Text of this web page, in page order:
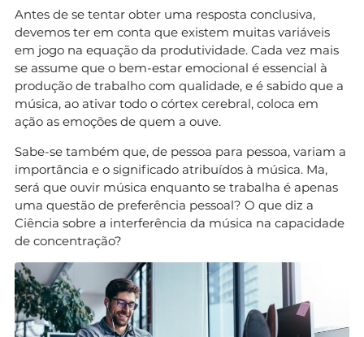
Antes de se tentar obter uma resposta conclusiva,
devemos ter em conta que existem muitas variáveis
em jogo na equação da produtividade. Cada vez mais
se assume que o bem-estar emocional é essencial à
produção de trabalho com qualidade, e é sabido que a
música, ao ativar todo o córtex cerebral, coloca em
ação as emoções de quem a ouve.
Sabe-se também que, de pessoa para pessoa, variam a
importância e o significado atribuídos à música. Ma,
será que ouvir música enquanto se trabalha é apenas
uma questão de preferência pessoal? O que diz a
Ciência sobre a interferência da música na capacidade
de concentração?